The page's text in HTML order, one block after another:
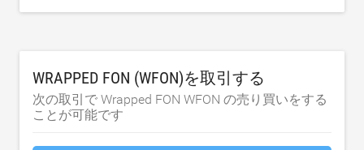
WRAPPED FON (WFON)を取引する
次の取引で Wrapped FON WFON の売り買いをする
ことが可能です